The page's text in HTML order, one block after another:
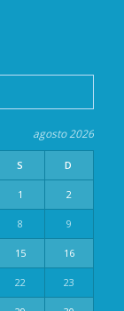
agosto 2026
S D
1 2
8 9
15 16
22 23